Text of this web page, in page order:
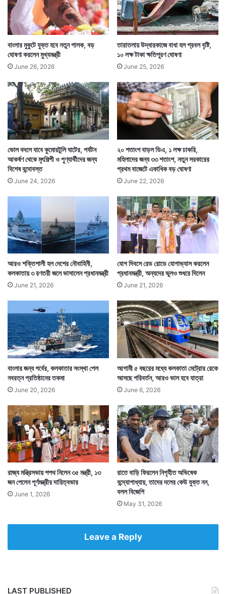
ব্যাঙ্ক এমপ্লয়িজ অ্যাসোসিয়েশনের তরফে সংবাদ সংস্থাকে
জানানো হয়েছে, গ্রাহক ও ব্যাঙ্ককর্মীদের সুরক্ষার কথা বিবেচনা
করেই এই পদক্ষেপ করা হয়েছে। ওই শাখাটিকে আগে জীবাণুমুক্ত
করা হবে। তারপরই তা ফের খোলা হবে গ্রাহকদের জন্য। এদিকে
এমন এক ঘটনায় ওই ব্যাঙ্কে আসা গ্রাহকরাও চিন্তায় পড়েছেন।
স্থানীয় মানুষও কিছুটা চিন্তায় রয়েছেন। — সংবাদ সংস্থার
সাহায্য নিয়ে লেখা
Tags Kolkata News
বাংলার মুকুটে যুক্ত হবে নতুন পালক, বড়
ঘোষণা করলেন মুখ্যমন্ত্রী
June 26, 2026
তারাতলায় উদ্ধারকাজে বাধা হল প্রবল বৃষ্টি,
১০ লক্ষ টাকা ক্ষতিপূরণ ঘোষণা
June 25, 2026
ভোল বদলে যাবে কুমোরটুলি ঘাটের, পর্যটন
আকর্ষণ থেকে মৃৎশিল্পী ও পুণ্যার্থীদের জন্য
বিশেষ বন্দোবস্ত
June 24, 2026
২০ শতাংশ বাড়ল ডিএ, ১ লক্ষ চাকরি,
মহিলাদের জন্য ৩৩ শতাংশ, নতুন সরকারের
প্রথম বাজেটে একাধিক বড় ঘোষণা
June 22, 2026
আরও শক্তিশালী হল দেশের নৌবাহিনী,
কলকাতায় ৩ রণতরী জলে ভাসালেন প্রধানমন্ত্রী
June 21, 2026
যোগ দিবসে রেড রোডে যোগাভ্যাস করলেন
প্রধানমন্ত্রী, অন্যদের ভুলও শুধরে দিলেন
June 21, 2026
বাংলার জন্য গর্বের, কলকাতার সংস্থা পেল
নবরত্ন প্রতিষ্ঠানের তকমা
June 20, 2026
আগামী ৫ বছরের মধ্যে কলকাতা মেট্রোর রেকে
আসছে পরিবর্তন, আরও ভাল হবে যাত্রা
June 6, 2026
রাজ্য মন্ত্রিসভায় শপথ নিলেন ৩৫ মন্ত্রী, ১৩
জন পেলেন পূর্ণমন্ত্রীর দায়িত্বভার
June 1, 2026
রাতে বাড়ি ফিরলেন নিগৃহীত অভিষেক
বন্দ্যোপাধ্যায়, তাদের দলের কেউ যুক্ত নন,
বলল বিজেপি
May 31, 2026
Leave a Reply
LAST PUBLISHED